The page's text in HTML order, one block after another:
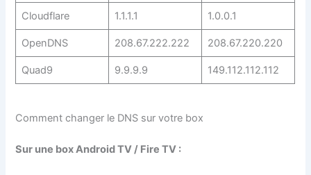
Cloudflare 1.1.1.1 1.0.0.1
OpenDNS 208.67.222.222 208.67.220.220
Quad9 9.9.9.9 149.112.112.112
Comment changer le DNS sur votre box
Sur une box Android TV / Fire TV :